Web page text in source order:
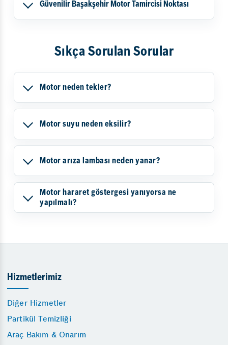
Güvenilir Başakşehir Motor Tamircisi Noktası
Sıkça Sorulan Sorular
Motor neden tekler?
Motor suyu neden eksilir?
Motor arıza lambası neden yanar?
Motor hararet göstergesi yanıyorsa ne
yapılmalı?
Hizmetlerimiz
Diğer Hizmetler
Partikül Temizliği
Araç Bakım & Onarım